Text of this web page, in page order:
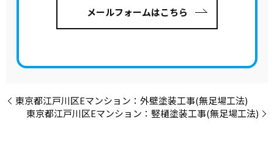
メールフォームはこちら
東京都江戸川区Eマンション：外壁塗装工事(無足場工法)
東京都江戸川区Eマンション：竪樋塗装工事(無足場工法)